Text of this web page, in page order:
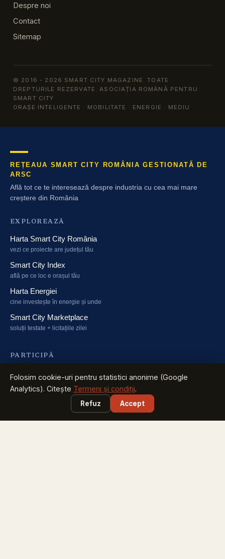
Despre noi
Contact
Sitemap
© 2016 - 2026 SMART CITY MAGAZINE. TOATE
DREPTURILE REZERVATE. ASOCIAȚIA ROMÂNĂ PENTRU
SMART CITY
ORAȘE INTELIGENTE · MOBILITATE · ENERGIE · MEDIU
Folosim cookie-uri pentru statistici anonime (Google
Analytics). Citește Termeni și condiții.
Refuz Accept
REȚEAUA SMART CITY ROMÂNIA GESTIONATĂ DE
ARSC
Află tot ce te interesează despre industria cu cea mai mare
creștere din România
EXPLOREAZĂ
Harta Smart City România
vezi ce proiecte are județul tău
Smart City Index
află pe ce loc e orașul tău
Harta Energiei
cine investește în energie și unde
Smart City Marketplace
soluții testate + licitațiile zilei
PARTICIPĂ
Caravana Smart City
București, Sibiu, Brăila, Timișoara, Iași - sept-oct 2026
Congresul Primarilor
pune în calendar: 23 martie 2027, Romexpo